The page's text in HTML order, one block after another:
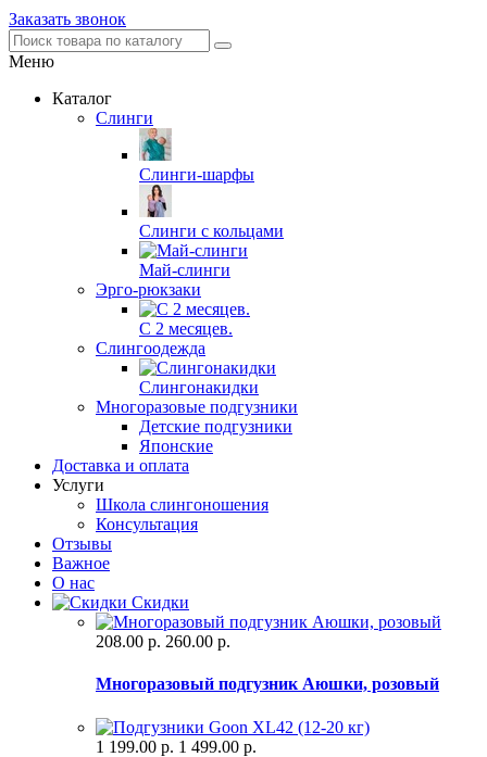
Заказать звонок
Меню
Каталог
Слинги
Слинги-шарфы
Слинги с кольцами
Май-слинги
Эрго-рюкзаки
С 2 месяцев.
Слингоодежда
Слингонакидки
Многоразовые подгузники
Детские подгузники
Японские
Доставка и оплата
Услуги
Школа слингоношения
Консультация
Отзывы
Важное
О нас
Скидки
208.00 р. 260.00 р.
Многоразовый подгузник Аюшки, розовый
1 199.00 р. 1 499.00 р.